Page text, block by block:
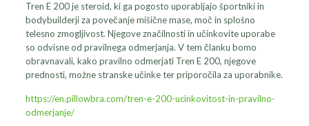
Tren E 200 je steroid, ki ga pogosto uporabljajo športniki in
bodybuilderji za povečanje mišične mase, moč in splošno
telesno zmogljivost. Njegove značilnosti in učinkovite uporabe
so odvisne od pravilnega odmerjanja. V tem članku bomo
obravnavali, kako pravilno odmerjati Tren E 200, njegove
prednosti, možne stranske učinke ter priporočila za uporabnike.
https://en.pillowbra.com/tren-e-200-ucinkovitost-in-pravilno-
odmerjanje/